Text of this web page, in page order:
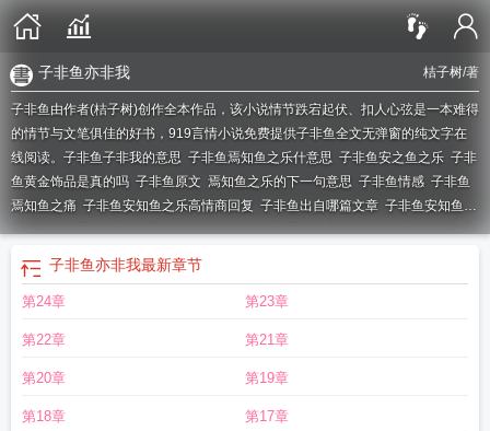
桔子树/著
子非鱼亦非我
子非鱼由作者(桔子树)创作全本作品，该小说情节跌宕起伏、扣人心弦是一本难得
的情节与文笔俱佳的好书，919言情小说免费提供子非鱼全文无弹窗的纯文字在
线阅读。 子非鱼子非我的意思 子非鱼焉知鱼之乐什意思 子非鱼安之鱼之乐 子非
鱼黄金饰品是真的吗 子非鱼原文 焉知鱼之乐的下一句意思 子非鱼情感 子非鱼
焉知鱼之痛 子非鱼安知鱼之乐高情商回复 子非鱼出自哪篇文章 子非鱼安知鱼之
乐也什么意思啊子非鱼焉知鱼之乐出自于哪里子非鱼是谁的笔名子非鱼安知鱼
之乐作文安知我不知鱼之乐原文
是什么品牌
旗舰店安之鱼之乐;子非我 子非鱼安知鱼之乐是谁写的
的子非鱼 安知鱼之乐 子非我安知我不知鱼之乐
和谁对话
安知鱼之乐?子非我
意思子非鱼焉知鱼之乐也什么意思啊 子非鱼官方旗舰店大象专属是真的吗
子非鱼亦非我最新章节
第24章 第23章
第22章 第21章
第20章 第19章
第18章 第17章